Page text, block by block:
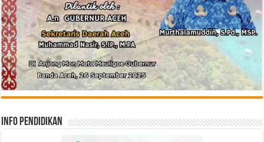
Info Pendidikan